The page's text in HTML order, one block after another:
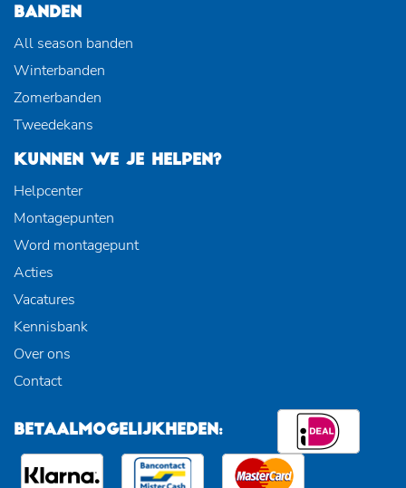
BANDEN
All season banden
Winterbanden
Zomerbanden
Tweedekans
KUNNEN WE JE HELPEN?
Helpcenter
Montagepunten
Word montagepunt
Acties
Vacatures
Kennisbank
Over ons
Contact
BETAALMOGELIJKHEDEN: